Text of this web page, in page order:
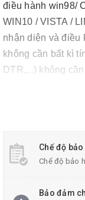
điều hành win98/
WIN10 / VISTA /
nhận diện và điều
không cần bất kì
DTR,...) không
tương thích với
Chế độ
Chế độ bảo
Bảo đảm